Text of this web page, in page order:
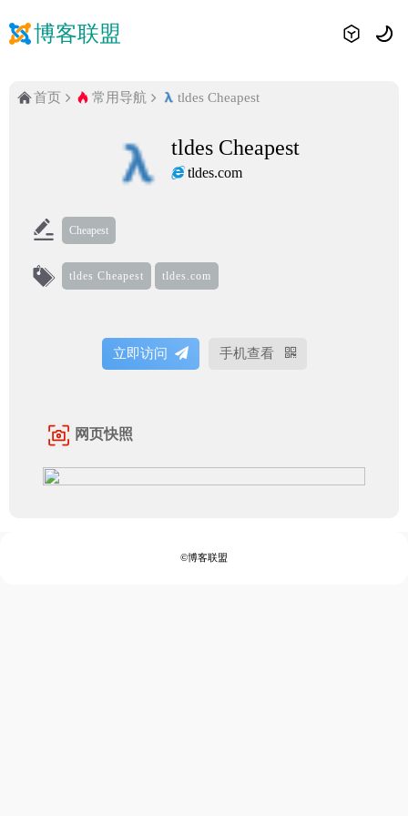
博客联盟
首页 常用导航 tldes Cheapest
tldes Cheapest
tldes.com
Cheapest
tldes Cheapest tldes.com
立即访问 手机查看
网页快照
©博客联盟